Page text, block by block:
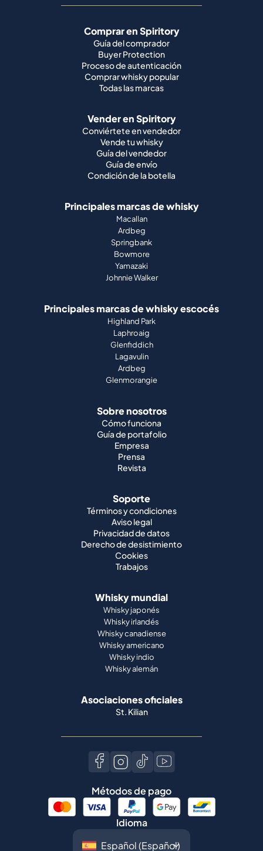
Comprar en Spiritory
Guía del comprador
Buyer Protection
Proceso de autenticación
Comprar whisky popular
Todas las marcas
Vender en Spiritory
Conviértete en vendedor
Vende tu whisky
Guía del vendedor
Guía de envío
Condición de la botella
Principales marcas de whisky
Macallan
Ardbeg
Springbank
Bowmore
Yamazaki
Johnnie Walker
Principales marcas de whisky escocés
Highland Park
Laphroaig
Glenfiddich
Lagavulin
Ardbeg
Glenmorangie
Sobre nosotros
Cómo funciona
Guía de portafolio
Empresa
Prensa
Revista
Soporte
Términos y condiciones
Aviso legal
Privacidad de datos
Derecho de desistimiento
Cookies
Trabajos
Whisky mundial
Whisky japonés
Whisky irlandés
Whisky canadiense
Whisky americano
Whisky indio
Whisky alemán
Asociaciones oficiales
St. Kilian
Métodos de pago
Idioma